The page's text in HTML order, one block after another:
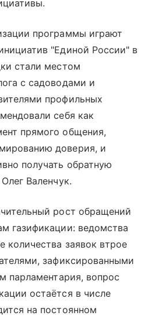
программы играют
"Единой России" в
стали местом
с садоводами и
профильных
себя как
прямого общения,
доверия, и
получать обратную
Валенчук.
рост обращений
газификации: ведомства
количества заявок втрое
зафиксированными
парламентария, вопрос
остаётся в числе
на постоянном